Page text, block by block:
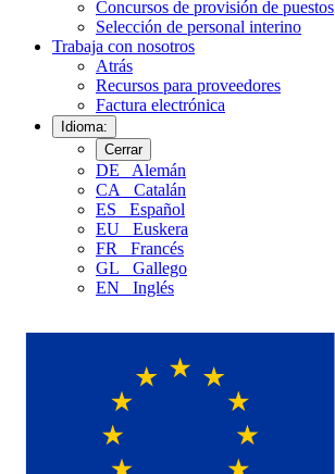
Concursos de provisión de puestos
Selección de personal interino
Trabaja con nosotros
Atrás
Recursos para proveedores
Factura electrónica
Idioma:
Cerrar
DE
Alemán
CA
Catalán
ES
Español
EU
Euskera
FR
Francés
GL
Gallego
EN
Inglés